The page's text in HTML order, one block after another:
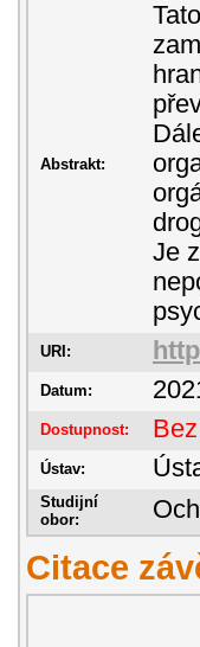
Abstrakt:
Je
URI:
Datum:
Dostupnost:
Ústav:
Studijní
obor:
Citace